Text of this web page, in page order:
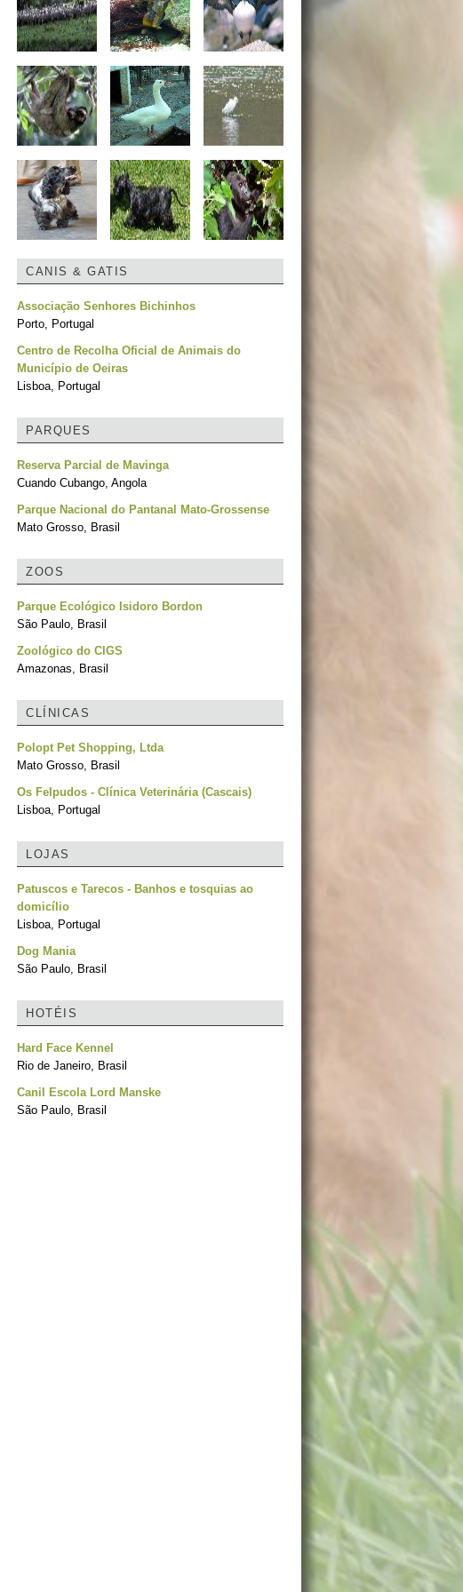
CANIS & GATIS
Associação Senhores Bichinhos
Porto, Portugal
Centro de Recolha Oficial de Animais do
Município de Oeiras
Lisboa, Portugal
PARQUES
Reserva Parcial de Mavinga
Cuando Cubango, Angola
Parque Nacional do Pantanal Mato-Grossense
Mato Grosso, Brasil
ZOOS
Parque Ecológico Isidoro Bordon
São Paulo, Brasil
Zoológico do CIGS
Amazonas, Brasil
CLÍNICAS
Polopt Pet Shopping, Ltda
Mato Grosso, Brasil
Os Felpudos - Clínica Veterinária (Cascais)
Lisboa, Portugal
LOJAS
Patuscos e Tarecos - Banhos e tosquias ao
domicílio
Lisboa, Portugal
Dog Mania
São Paulo, Brasil
HOTÉIS
Hard Face Kennel
Rio de Janeiro, Brasil
Canil Escola Lord Manske
São Paulo, Brasil